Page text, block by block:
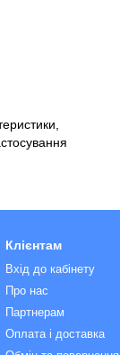
Клієнтам
Вхід до кабінету
Про нас
Партнерам
Оплата і доставка